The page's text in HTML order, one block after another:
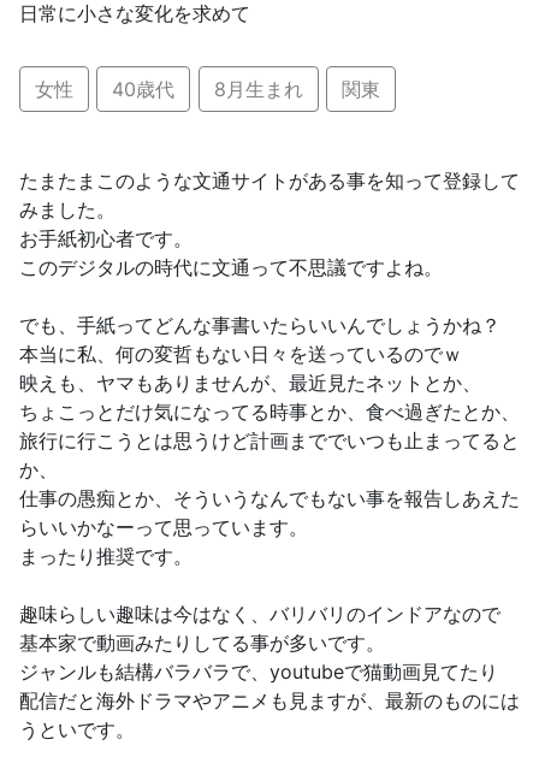
日常に小さな変化を求めて
女性 40歳代 8月生まれ 関東
たまたまこのような文通サイトがある事を知って登録して
みました。
お手紙初心者です。
このデジタルの時代に文通って不思議ですよね。
でも、手紙ってどんな事書いたらいいんでしょうかね？
本当に私、何の変哲もない日々を送っているのでｗ
映えも、ヤマもありませんが、最近見たネットとか、
ちょこっとだけ気になってる時事とか、食べ過ぎたとか、
旅行に行こうとは思うけど計画まででいつも止まってると
か、
仕事の愚痴とか、そういうなんでもない事を報告しあえた
らいいかなーって思っています。
まったり推奨です。
趣味らしい趣味は今はなく、バリバリのインドアなので
基本家で動画みたりしてる事が多いです。
ジャンルも結構バラバラで、youtubeで猫動画見てたり
配信だと海外ドラマやアニメも見ますが、最新のものには
うといです。